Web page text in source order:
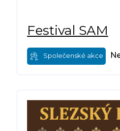
Festival SAM
Společenské akce